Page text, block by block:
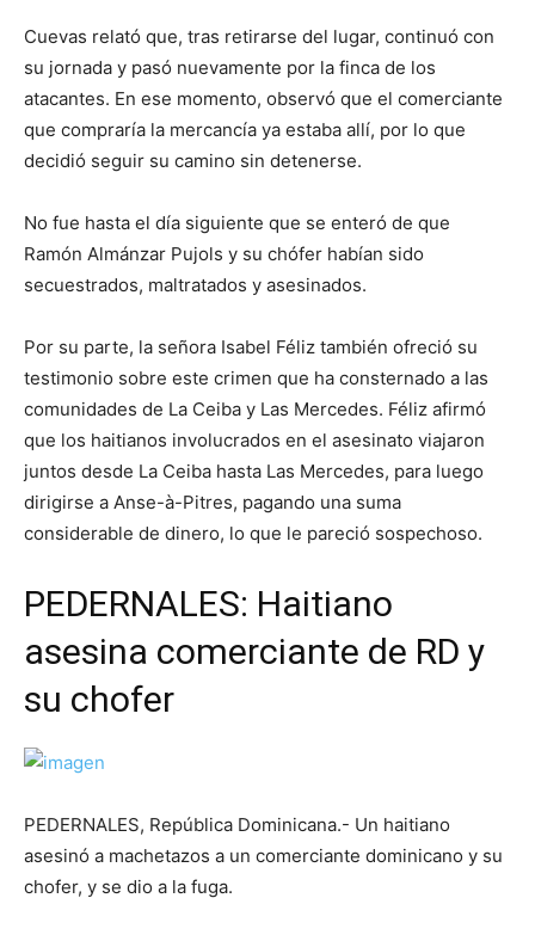
Cuevas relató que, tras retirarse del lugar, continuó con
su jornada y pasó nuevamente por la finca de los
atacantes. En ese momento, observó que el comerciante
que compraría la mercancía ya estaba allí, por lo que
decidió seguir su camino sin detenerse.
No fue hasta el día siguiente que se enteró de que
Ramón Almánzar Pujols y su chófer habían sido
secuestrados, maltratados y asesinados.
Por su parte, la señora Isabel Féliz también ofreció su
testimonio sobre este crimen que ha consternado a las
comunidades de La Ceiba y Las Mercedes. Féliz afirmó
que los haitianos involucrados en el asesinato viajaron
juntos desde La Ceiba hasta Las Mercedes, para luego
dirigirse a Anse-à-Pitres, pagando una suma
considerable de dinero, lo que le pareció sospechoso.
PEDERNALES: Haitiano
asesina comerciante de RD y
su chofer
PEDERNALES, República Dominicana.- Un haitiano
asesinó a machetazos a un comerciante dominicano y su
chofer, y se dio a la fuga.